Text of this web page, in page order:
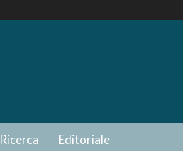
Ricerca Editoriale